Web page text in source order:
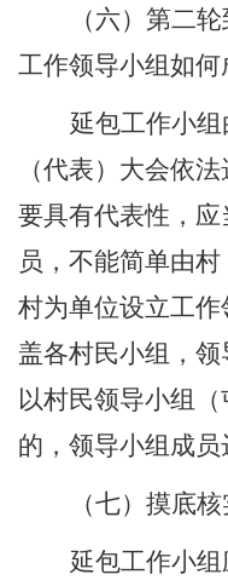
（六）第二
工作领导小组如何
延包工作小
（代表）大会依
要具有代表性 ， 应
员，不能简单由
村为单位设立工
盖各村民小组 ， 领
以村民领导小组
的，领导小组成员
（七）摸底
延包工作小